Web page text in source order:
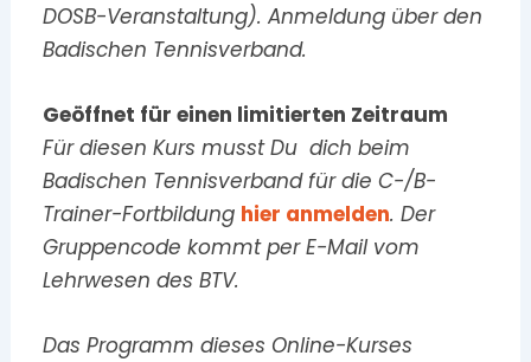
DOSB-Veranstaltung). Anmeldung über den
Badischen Tennisverband.
Geöffnet für einen limitierten Zeitraum
Für diesen Kurs musst Du dich beim
Badischen Tennisverband für die C-/B-
Trainer-Fortbildung hier anmelden. Der
Gruppencode kommt per E-Mail vom
Lehrwesen des BTV.
Das Programm dieses Online-Kurses